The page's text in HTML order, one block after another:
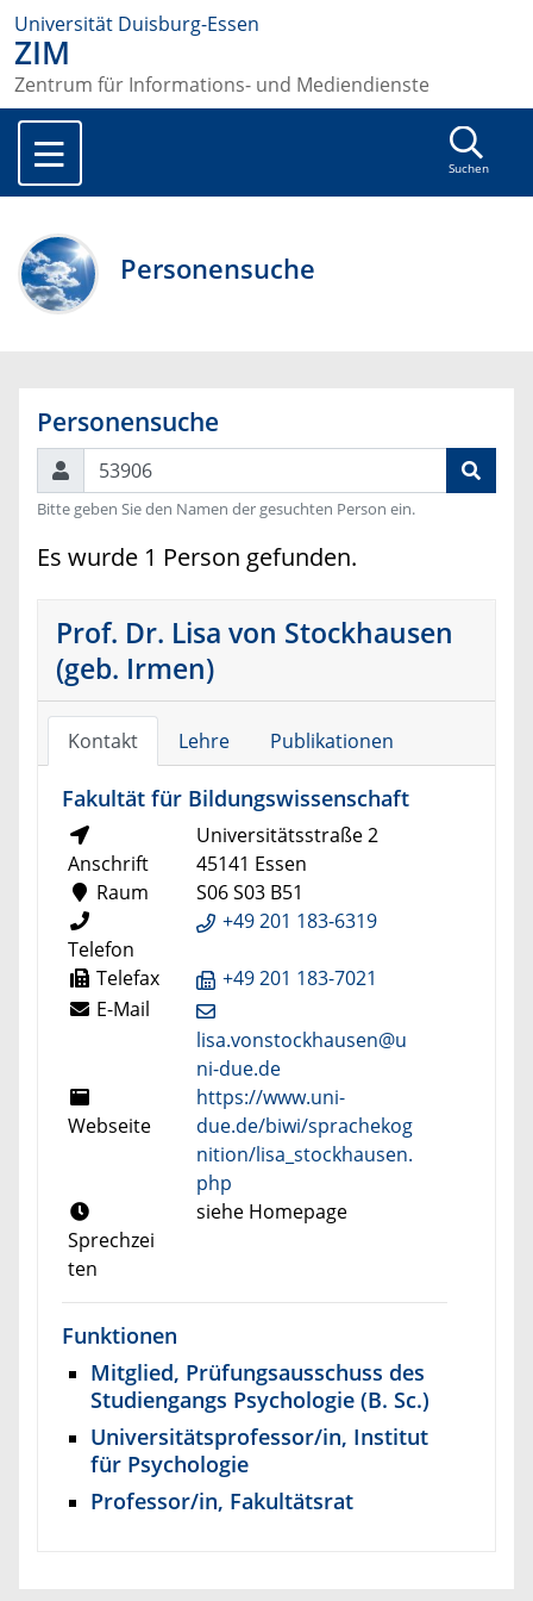
Universität Duisburg-Essen
ZIM
Zentrum für Informations- und Mediendienste
Suchen
Personensuche
Personensuche
Suchen
Bitte geben Sie den Namen der gesuchten Person ein.
Es wurde 1 Person gefunden.
Prof. Dr. Lisa von Stockhausen
(geb. Irmen)
Kontakt Lehre Publikationen
Fakultät für Bildungswissenschaft
Anschrift
Universitätsstraße 2
45141 Essen
Raum
S06 S03 B51
Telefon
+49 201 183-6319
Telefax
+49 201 183-7021
E-Mail
lisa.vonstockhausen@u
ni-due.de
Webseite
https://www.uni-
due.de/biwi/sprachekog
nition/lisa_stockhausen.
php
Sprechzei
ten
siehe Homepage
Funktionen
Mitglied, Prüfungsausschuss des
Studiengangs Psychologie (B. Sc.)
Universitätsprofessor/in, Institut
für Psychologie
Professor/in, Fakultätsrat